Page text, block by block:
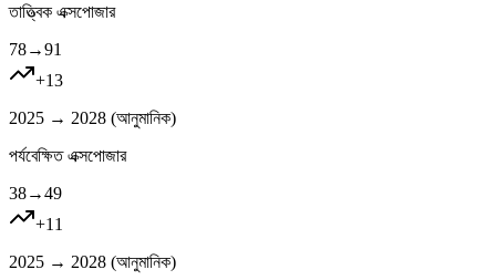
তাত্ত্বিক এক্সপোজার
78→91
+13
2025 → 2028 (আনুমানিক)
পর্যবেক্ষিত এক্সপোজার
38→49
+11
2025 → 2028 (আনুমানিক)